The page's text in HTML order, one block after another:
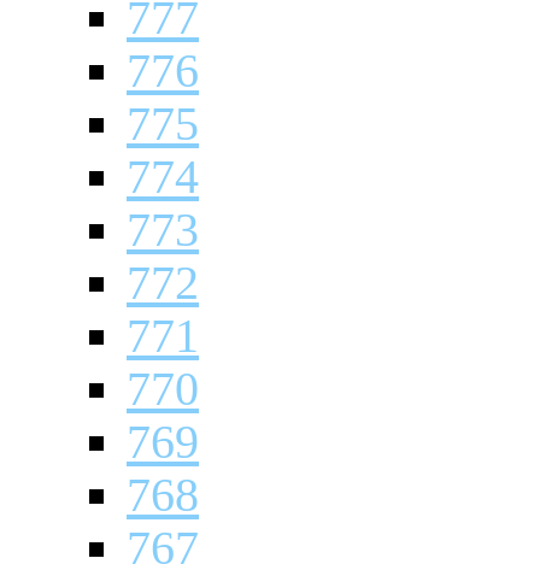
777
776
775
774
773
772
771
770
769
768
767